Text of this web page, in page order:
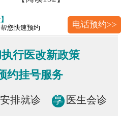
您快速预约 电话预约>>
行医改新政策
约挂号服务
排就诊 享 医生会诊